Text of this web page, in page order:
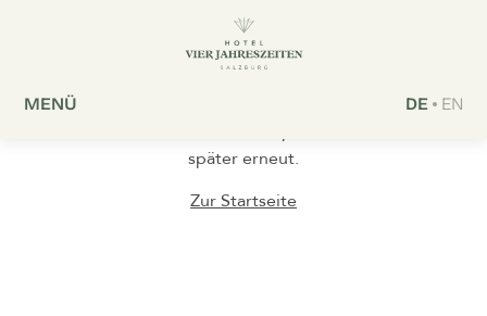
MENÜ DE EN
Es trat ein technischer Fehler auf, bitte versuchen Sie es
später erneut.
Zur Startseite